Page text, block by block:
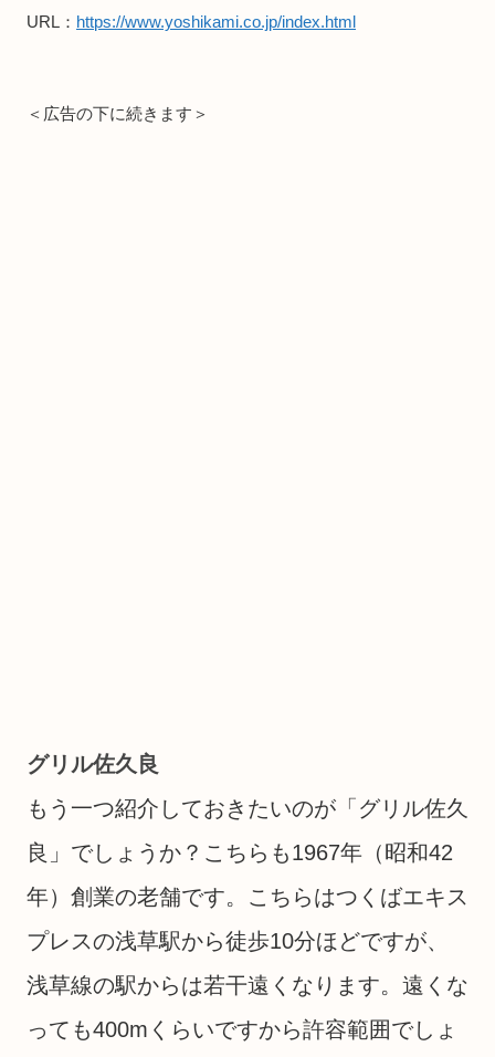
URL： https://www.yoshikami.co.jp/index.html
＜広告の下に続きます＞
グリル佐久良
もう一つ紹介しておきたいのが「グリル佐久
良」でしょうか？こちらも1967年（昭和42
年）創業の老舗です。こちらはつくばエキス
プレスの浅草駅から徒歩10分ほどですが、
浅草線の駅からは若干遠くなります。遠くな
っても400mくらいですから許容範囲でしょ